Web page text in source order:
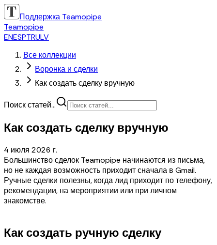
Поддержка Teamopipe
Teamopipe
ENESPTRULV
Все коллекции
Воронка и сделки
Как создать сделку вручную
Поиск статей...
Как создать сделку вручную
4 июля 2026 г.
Большинство сделок Teamopipe начинаются из письма,
но не каждая возможность приходит сначала в Gmail.
Ручные сделки полезны, когда лид приходит по телефону,
рекомендации, на мероприятии или при личном
знакомстве.
Как создать ручную сделку